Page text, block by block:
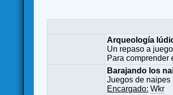
Arqueología
Un repaso a
Para comprender
Barajando los
Juegos de naipes
Encargado: Wkr